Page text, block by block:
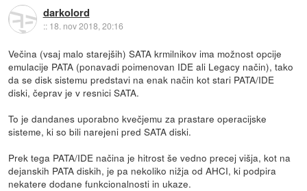
darkolord
:: 18. nov 2018, 20:16
Večina (vsaj malo starejših) SATA krmilnikov ima možnost opcije
emulacije PATA (ponavadi poimenovan IDE ali Legacy način), tako
da se disk sistemu predstavi na enak način kot stari PATA/IDE
diski, čeprav je v resnici SATA.
To je dandanes uporabno kvečjemu za prastare operacijske
sisteme, ki so bili narejeni pred SATA diski.
Prek tega PATA/IDE načina je hitrost še vedno precej višja, kot na
dejanskih PATA diskih, je pa nekoliko nižja od AHCI, ki podpira
nekatere dodane funkcionalnosti in ukaze.